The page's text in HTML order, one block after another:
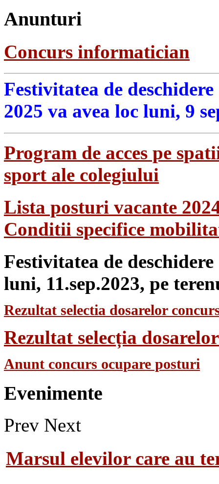
Anunturi
Concurs informatician
Festivitatea de
2025 va avea loc luni, 9
Program de acces pe
sport ale colegiului
Lista posturi vacante
Conditii specifice
Festivitatea de
luni, 11.sep.2023, pe
Rezultat selectia dosarelor
Rezultat selecția
Anunt concurs ocupare posturi
Evenimente
Prev Next
Marsul elevilor care au